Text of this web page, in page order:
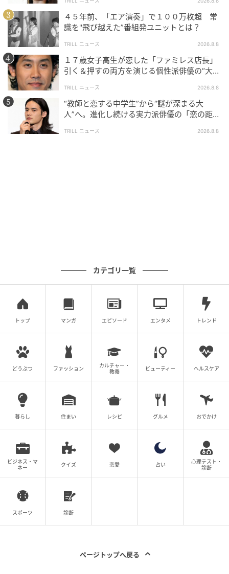
「センセーショナルなテーマなのに、文章が冷静でロ
ジカルだからスッと頭に入ってくる」
SNS上で飛び交うこうした評価は、彼女が単なる「元
タレントの知名度」ではなく、地道に積み重ねてきた
純粋な「文章力」によって、現在の地位を勝ち取った
何よりの証拠です。現実の社会を鋭く抉るペンと、誰
かの心を救う2次元の物語を紡ぐペン。その両輪を軽や
かに行き来する姿は、現代の多くのWebクリエイター
にとっても大きな刺激となっています。
人生のライフステージにおいて、どのような過去を歩
んできたとしても、それをどう解釈し、どう現在の価
値へと昇華させるかは自分次第である――。彼女のし
なやかでタフなキャリアの築き方は、多様な働き方や
生き方を模索する現代社会において、非常に現代的で
固定観念にとらわれず、自身の経験を最大の武器に変
えて新たな文章を紡ぎ続けるたかなしさん。2026年の
激動の時代にあって、彼女が次にどのようなテーマを
抉り出し、私たちの視界を広げてくれるのか。そのペ
ンが描く未来には、これからも熱い視線が注がれ続け
るはずです。
※記事は執筆時点の情報です
次の記事
#1 子どもの実名と顔を晒すママ、大丈夫か
な？なんて心配していたら。
の記事をもっとみる
４５年前、「エア演奏」で１００万枚超 常
識を"飛び越えた”番組発ユニットとは？
TRILL ニュース 2026.8.8
１７歳女子高生が恋した「ファミレス店長」
引く＆押すの両方を演じる個性派俳優の“大人
TRILL ニュース 2026.8.8
“教師と恋する中学生”から“謎が深まる大
人”へ。進化し続ける実力派俳優の「恋の距
TRILL ニュース 2026.8.8
カテゴリ一覧
トップ マンガ エピソード エンタメ トレンド
どうぶつ ファッション
カルチャー・
教養
ビューティー ヘルスケア
暮らし 住まい レシピ グルメ おでかけ
ビジネス・マ
ネー
クイズ 恋愛 占い
心理テスト・
診断
スポーツ 診断
ページトップへ戻る